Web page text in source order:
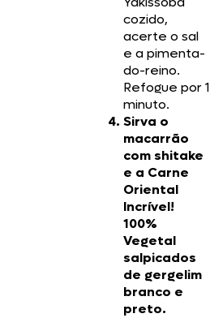
cozido,
acerte o sal
e a pimenta-
do-reino.
Refogue por 1
minuto.
Sirva o
macarrão
com shitake
e a Carne
Oriental
Incrível!
100%
Vegetal
salpicados
de gergelim
branco e
preto.